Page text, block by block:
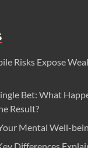
Risks Expose
Bet: What
Result?
Mental Well-